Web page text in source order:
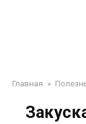
Главная »